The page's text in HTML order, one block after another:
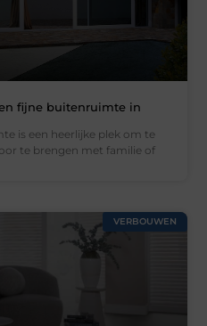
fijne buitenruimte in
is een heerlijke plek om te
te brengen met familie of
VERBOUWEN